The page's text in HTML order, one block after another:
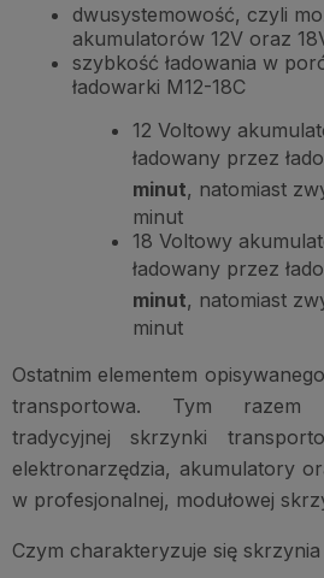
dwusystemowość, czyli
akumulatorów 12V oraz
szybkość ładowania w
ładowarki M12-18C
12 Voltowy
ładowany przez
minut, natomiast
minut
18 Voltowy
ładowany przez
minut, natomiast
minut
Ostatnim elementem
transportowa. Tym razem
tradycyjnej skrzynki
elektronarzędzia, akumulatory
w profesjonalnej, modułowej
Czym charakteryzuje się